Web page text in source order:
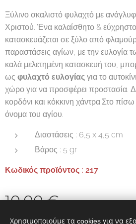
Ξύλινο σκαλιστό φυλαχτό με
Χριστού. Ένα καλαίσθητο &
κατασκευάζεται σε ξύλο από
παραστάσεις αγίων, με την ευλογία
καλά μελετημένη κατασκευή του,
ως φυλαχτό ευλογίας για το
χώρο για να προσφέρει προστασία.
κορδόνι και κόκκινη χάντρα.Στο
όνομα του αγίου.
Διαστάσεις : 6,5 x 4,5 cm
Βάρος : 5 gr
Κωδικός προϊόντος : 217
10,00€
Χρησιμοποιούμε τα cookies για να